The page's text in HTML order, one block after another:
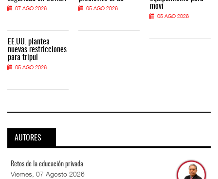
07 AGO 2026
EE.UU. plantea
nuevas restricciones
para tripul
05 AGO 2026
05 AGO 2026
movi
05 AGO 2026
AUTORES
Retos de la educación privada
Viernes, 07 Agosto 2026